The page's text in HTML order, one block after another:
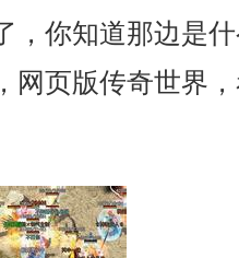
，你知道那边是
网页版传奇世界